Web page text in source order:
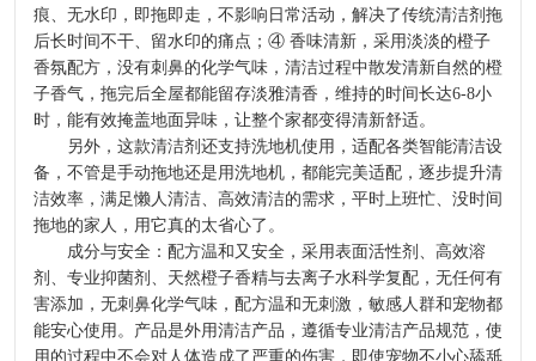
痕、无水印，即拖即走，不影响日常活动，解决了传统清洁剂拖
后长时间不干、留水印的痛点；④ 香味清新，采用淡淡的橙子
香氛配方，没有刺鼻的化学气味，清洁过程中散发清新自然的橙
子香气，拖完后全屋都能留存淡雅清香，维持的时间长达6-8小
时，能有效掩盖地面异味，让整个家都变得清新舒适。
另外，这款清洁剂还支持洗地机使用，适配各类智能清洁设
备，不管是手动拖地还是用洗地机，都能完美适配，逐步提升清
洁效率，满足懒人清洁、高效清洁的需求，平时上班忙、没时间
拖地的家人，用它真的太省心了。
成分与安全：配方温和又安全，采用表面活性剂、高效溶
剂、专业抑菌剂、天然橙子香精与去离子水科学复配，无任何有
害添加，无刺鼻化学气味，配方温和无刺激，敏感人群和宠物都
能安心使用。产品是外用清洁产品，遵循专业清洁产品规范，使
用的过程中不会对人体造成了严重的伤害，即使宠物不小心舔舐